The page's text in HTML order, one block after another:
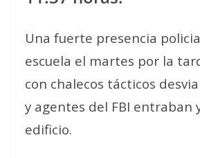
Una fuerte presencia
escuela el martes por la
con chalecos tácticos
y agentes del FBI entraban
edificio.